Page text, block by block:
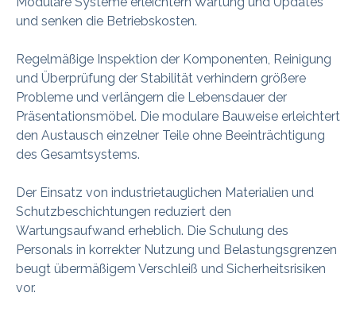
und senken die Betriebskosten.
Regelmäßige Inspektion der Komponenten, Reinigung
und Überprüfung der Stabilität verhindern größere
Probleme und verlängern die Lebensdauer der
Präsentationsmöbel. Die modulare Bauweise erleichtert
den Austausch einzelner Teile ohne Beeinträchtigung
des Gesamtsystems.
Der Einsatz von industrietauglichen Materialien und
Schutzbeschichtungen reduziert den
Wartungsaufwand erheblich. Die Schulung des
Personals in korrekter Nutzung und Belastungsgrenzen
beugt übermäßigem Verschleiß und Sicherheitsrisiken
vor.